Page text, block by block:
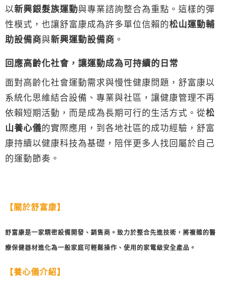
以新興銀髮族運動與專業諮詢整合為重點。這樣的彈
性模式，也讓舒富康成為許多單位信賴的松山運動輔
助設備商與新興運動設備商 。
回應高齡化社會，讓運動成為可持續的日常
面對高齡化社會運動需求與慢性健康問題，舒富康以
系統化思維結合設備、專業與社區，讓健康管理不再
依賴短期活動，而是成為長期可行的生活方式。從松
山養心儀的實際應用，到各地社區的成功經驗，舒富
康持續以健康科技為基礎，陪伴更多人找回屬於自己
的運動節奏。
【關於舒富康】
舒富康是一家精密設備開發、銷售商。致力於整合先進技術，將複雜的醫
療保健器材進化為一般家庭可輕鬆操作、使用的家電級安全產品。
【養心儀介紹】